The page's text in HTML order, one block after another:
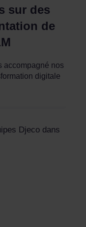
sur des
de
accompagné nos
digitale
Djeco dans